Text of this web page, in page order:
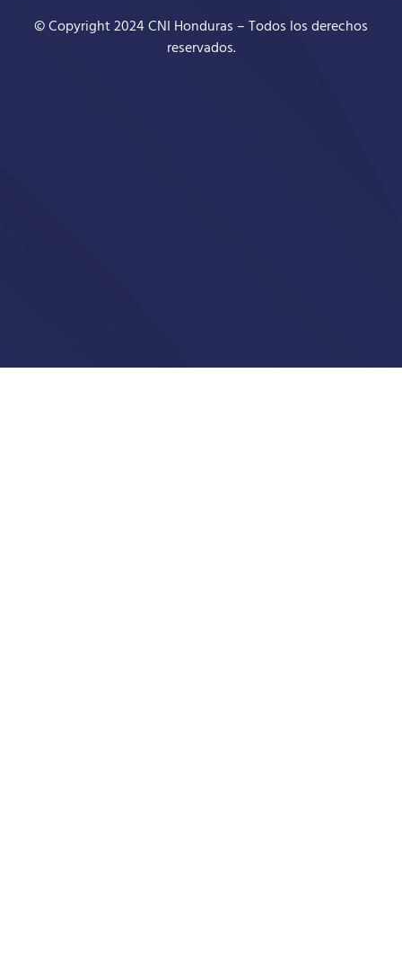
© Copyright 2024 CNI Honduras – Todos los derechos
reservados.